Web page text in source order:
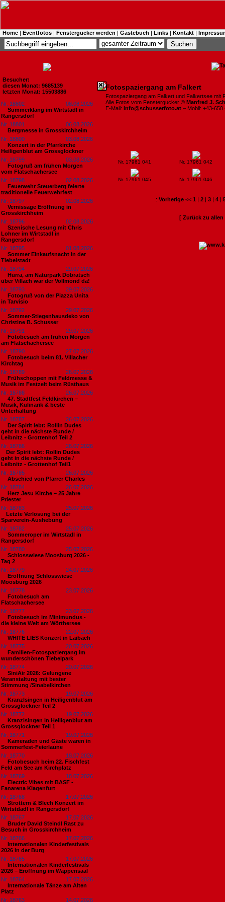
Home | Eventfotos | Fenstergucker werden | Gästebuch | Links | Kontakt |
Besucher:
diesen Monat: 9685139
letzten Monat: 15503886
Nr. 18802
08.08.2026
Summerklang im Wirtstadl in
Rangersdorf
Nr. 18801
06.08.2026
Bergmesse in Grosskirchheim
Nr. 18800
03.08.2026
Konzert in der Pfarrkirche
Heiligenblut am Grossglockner
Nr. 18799
03.08.2026
Fotogruß am frühen Morgen
vom Flatschachersee
Nr. 18798
02.08.2026
Feuerwehr Steuerberg feierte
traditionelle Feuerwehrfest
Nr. 18797
02.08.2026
Vernissage Eröffnung in
Grosskirchheim
Nr. 18796
02.08.2026
Szenische Lesung mit Chris
Lohner im Wirtstadl in
Rangersdorf
Nr. 18795
01.08.2026
Sommer Einkaufsnacht in der
Tiebelstadt
Nr. 18794
29.07.2026
Hurra, am Naturpark Dobratsch
über Villach war der Vollmond da!
Nr. 18793
29.07.2026
Fotogruß von der Piazza Unita
in Tarvisio
Nr. 18792
29.07.2026
Sommer-Stiegenhausdeko von
Christine B. Schusser
Nr. 18791
29.07.2026
Fotobesuch am frühen Morgen
am Flatschachersee
Nr. 18790
27.07.2026
Fotobesuch beim 81. Villacher
Kirchtag
Nr. 18789
26.07.2026
Frühschoppen mit Feldmesse &
Musik im Festzelt beim Rüsthaus
Nr. 18788
26.07.2026
47. Stadtfest Feldkirchen –
Musik, Kulinarik & beste
Unterhaltung
Nr. 18787
26.07.2026
Der Spirit lebt: Rollin Dudes
geht in die nächste Runde /
Leibnitz - Grottenhof Teil 2
Nr. 18786
26.07.2026
​Der Spirit lebt: Rollin Dudes
geht in die nächste Runde /
Leibnitz - Grottenhof Teil1
Nr. 18785
26.07.2026
Abschied von Pfarrer Charles
Nr. 18784
26.07.2026
Herz Jesu Kirche – 25 Jahre
Priester
Nr. 18783
25.07.2026
​Letzte Verlosung bei der
Sparverein-Aushebung
Nr. 18782
25.07.2026
Sommeroper im Wirtstadl in
Rangersdorf
Nr. 18780
25.07.2026
Schlosswiese Moosburg 2026 -
Tag 2
Nr. 18779
24.07.2026
Eröffnung Schlosswiese
Moosburg 2026
Nr. 18778
23.07.2026
Fotobesuch am
Flatschachersee
Nr. 18777
23.07.2026
Fotobesuch im Minimundus -
die kleine Welt am Wörthersee
Nr. 18776
22.07.2026
WHITE LIES Konzert in Laibach
Nr. 18775
20.07.2026
Familien-Fotospaziergang im
wunderschönen Tiebelpark
Nr. 18774
20.07.2026
SiniAir 2026: Gelungene
Veranstaltung mit bester
Stimmung /Sinabelkirchen
Nr. 18773
19.07.2026
Kranzlsingen in Heiligenblut am
Grossglockner Teil 2
Nr. 18772
19.07.2026
Kranzlsingen in Heiligenblut am
Grossglockner Teil 1
Nr. 18771
19.07.2026
Kameraden und Gäste waren in
Sommerfest-Feierlaune
Nr. 18770
18.07.2026
Fotobesuch beim 22. Fischfest
Feld am See am Kirchplatz
Nr. 18769
18.07.2026
Electric Vibes mit BASF -
Fanarena Klagenfurt
Nr. 18768
17.07.2026
Strottern & Blech Konzert im
Wirtstdadl in Rangersdorf
Nr. 18767
17.07.2026
Bruder David Steindl Rast zu
Besuch in Grosskirchheim
Nr. 18766
17.07.2026
Internationalen Kinderfestivals
2026 in der Burg
Nr. 18765
17.07.2026
Internationalen Kinderfestivals
2026 – Eröffnung im Wappensaal
Nr. 18764
17.07.2026
Internationale Tänze am Alten
Platz
Nr. 18763
14.07.2026
Fotospaziergang am Falkert
Fotospaziergang am Falkert und Falkertsee mit
Alle Fotos vom Fenstergucker © Manfred J.
E-Mail: info@schusserfoto.at – Mobil: +43-650
Nr. 17961 041 Nr. 17961 042
Nr. 17961 045 Nr. 17961 046
: Vorherige << 1 | 2 | 3 | 4 |
[ Zurück zu